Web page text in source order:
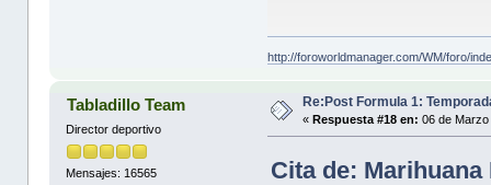
http://foroworldmanager.com/WM/foro/
Tabladillo Team
Director deportivo
Mensajes: 16565
Re:Post Formula 1:
«Respuesta #18 en: 06 de
Cita de: Marihuana